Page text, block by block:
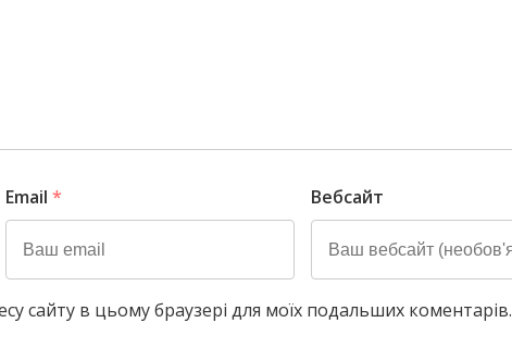
Email * Вебсайт
сайту в цьому браузері для моїх подальших коментарів.